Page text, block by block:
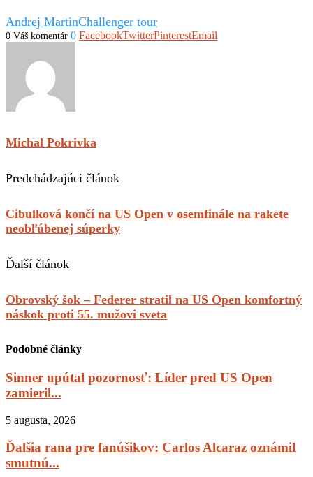
Andrej MartinChallenger tour
0 Váš komentár 0 FacebookTwitterPinterestEmail
Michal Pokrivka
Predchádzajúci článok
Cibulková končí na US Open v osemfinále na rakete
neobľúbenej súperky
Ďalší článok
Obrovský šok – Federer stratil na US Open komfortný
náskok proti 55. mužovi sveta
Podobné články
Sinner upútal pozornosť: Líder pred US Open
zamieril...
5 augusta, 2026
Ďalšia rana pre fanúšikov: Carlos Alcaraz oznámil
smutnú...